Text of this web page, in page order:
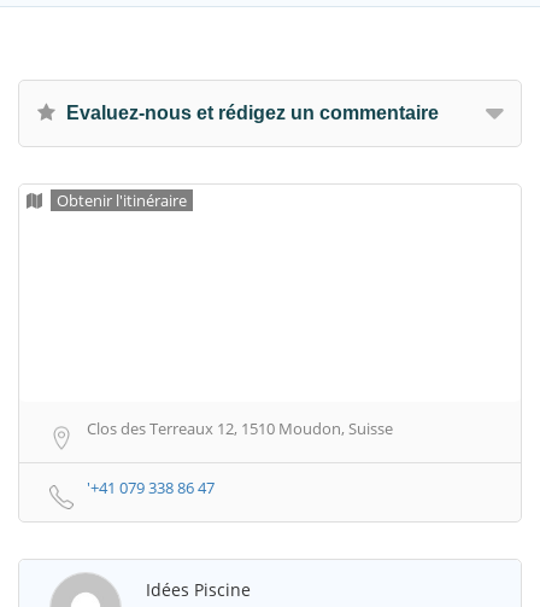
Evaluez-nous et rédigez un commentaire
Obtenir l'itinéraire
Clos des Terreaux 12, 1510 Moudon, Suisse
'+41 079 338 86 47
Idées Piscine